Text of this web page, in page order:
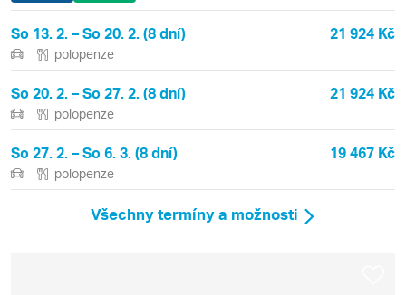
So 13. 2. – So 20. 2. (8 dní) 21 924 Kč
polopenze
So 20. 2. – So 27. 2. (8 dní) 21 924 Kč
polopenze
So 27. 2. – So 6. 3. (8 dní) 19 467 Kč
polopenze
Všechny termíny a možnosti